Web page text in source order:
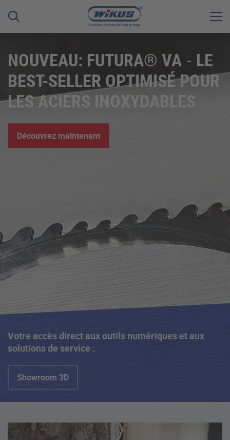
NOUVEAU: FUTURA® VA - LE
BEST-SELLER OPTIMISÉ POUR
LES ACIERS INOXYDABLES
Découvrez maintenant
Votre accès direct aux outils numériques et aux
solutions de service :
Showroom 3D